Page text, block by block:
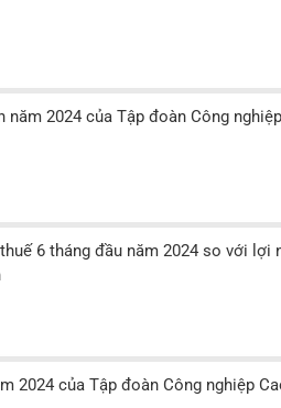
năm 2024 của Tập đoàn Công
6 tháng đầu năm 2024 so với
2024 của Tập đoàn Công nghiệp